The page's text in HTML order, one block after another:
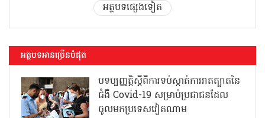
អត្ថបទផ្សេងទៀត
អត្ថបទអានច្រើនបំផុត
បទប្បញ្ញត្តិស្តីពីការទប់ស្កាត់ការរាតត្បាតនៃ
ជំងឺ Covid-19 សម្រាប់ប្រជាជនដែល
ចូលមកប្រទេសវៀតណាម